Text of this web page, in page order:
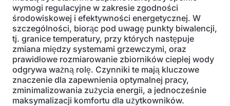
wymogi regulacyjne w zakresie zgodności
środowiskowej i efektywności energetycznej. W
szczególności, biorąc pod uwagę punkty biwalencji,
tj. granice temperatury, przy których następuje
zmiana między systemami grzewczymi, oraz
prawidłowe rozmiarowanie zbiorników ciepłej wody
odgrywa ważną rolę. Czynniki te mają kluczowe
znaczenie dla zapewnienia optymalnej pracy,
zminimalizowania zużycia energii, a jednocześnie
maksymalizacji komfortu dla użytkowników.